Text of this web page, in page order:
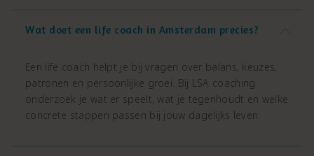
Wat doet een life coach in Amsterdam precies?
Een life coach helpt je bij vragen over balans, keuzes,
patronen en persoonlijke groei. Bij LSA coaching
onderzoek je wat er speelt, wat je tegenhoudt en welke
concrete stappen passen bij jouw dagelijks leven.